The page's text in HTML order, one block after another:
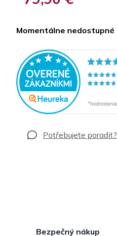
Momentálne nedostupné
Bezpečný nákup